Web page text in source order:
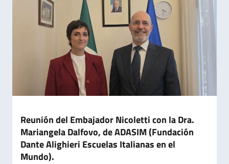
Reunión del Embajador Nicoletti con la Dra.
Mariangela Dalfovo, de ADASIM (Fundación
Dante Alighieri Escuelas Italianas en el
Mundo).